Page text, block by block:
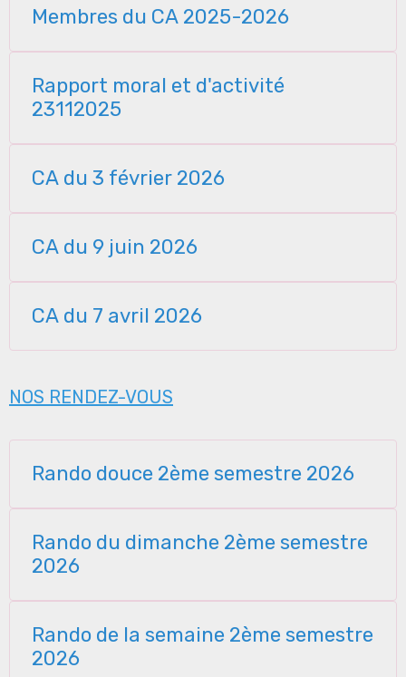
Membres du CA 2025-2026
Rapport moral et d'activité
23112025
CA du 3 février 2026
CA du 9 juin 2026
CA du 7 avril 2026
NOS RENDEZ-VOUS
Rando douce 2ème semestre 2026
Rando du dimanche 2ème semestre
2026
Rando de la semaine 2ème semestre
2026